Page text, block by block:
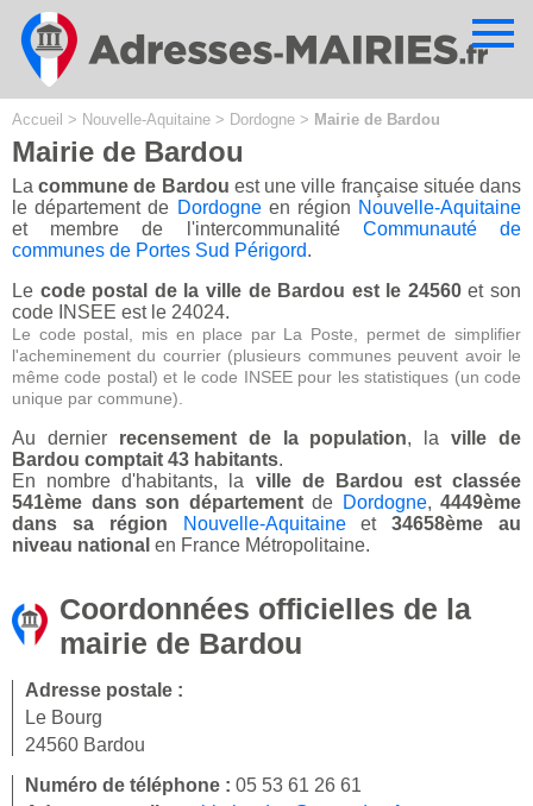
Accueil > Nouvelle-Aquitaine > Dordogne > Mairie de Bardou
Mairie de Bardou
Lacommune de Bardou est une ville française située dans
le département de Dordogneen région Nouvelle-Aquitaine
et membre de l'intercommunalité Communauté de
communes de Portes Sud Périgord.
Le code postal de la ville de Bardou est le 24560et son
code INSEE est le 24024.
Le code postal, mis en place par La Poste, permet de simplifier
l'acheminement du courrier (plusieurs communes peuvent avoir le
même code postal) et le code INSEE pour les statistiques (un code
unique par commune).
Au dernier recensement de la population, laville de
Bardou comptait 43 habitants.
En nombre d'habitants, la ville de Bardou est classée
541ème dans son départementde Dordogne, 4449ème
dans sa région
Nouvelle-Aquitaineet34658ème au
niveau national en France Métropolitaine.
Coordonnées officielles de la
mairie de Bardou
Adresse postale :
Le Bourg
24560 Bardou
Numéro de téléphone : 05 53 61 26 61
Cookies management panel